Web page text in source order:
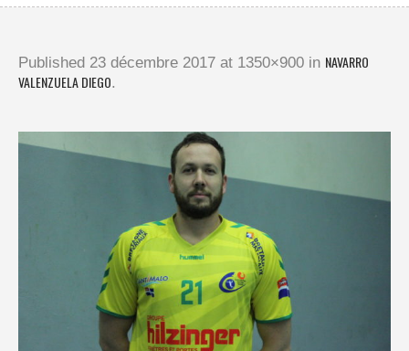
Published 23 décembre 2017 at 1350×900 in NAVARRO
VALENZUELA DIEGO.